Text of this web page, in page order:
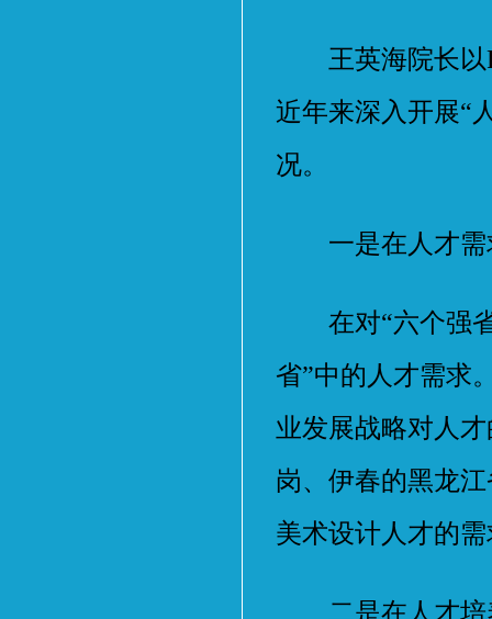
王英海院长以
近年来深入开展“
况。
一是在人才需
在对“六个强省
省”中的人才需求
业发展战略对人
岗、伊春的黑龙
美术设计人才的
二是在人才培